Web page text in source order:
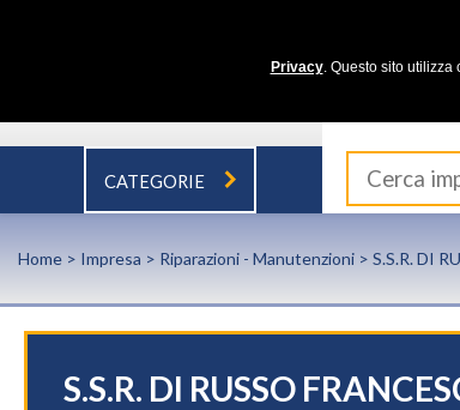
CATEGORIE
Home > Impresa > Riparazioni - Manutenzioni > S.S.R. DI
S.S.R. DI RUSSO
Privacy. Questo sito utilizza